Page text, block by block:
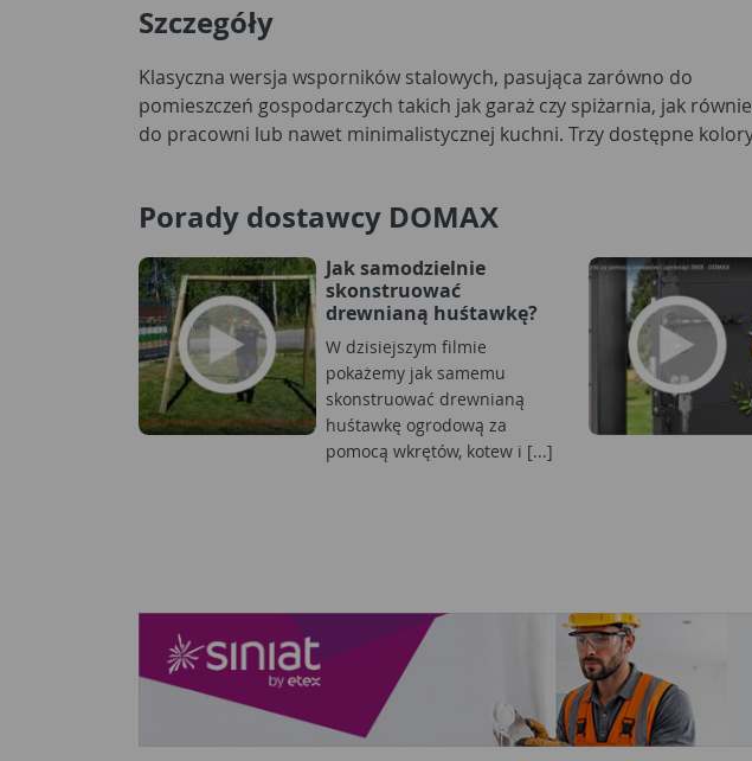
Szczegóły
Klasyczna wersja wsporników stalowych, pasująca zarówno do
pomieszczeń gospodarczych takich jak garaż czy spiżarnia, jak
do pracowni lub nawet minimalistycznej kuchni. Trzy dostępne
biały, brązowy, szary dają wiele możliwości dopasowania wspornika do
Porady dostawcy DOMAX
Jak samodzielnie
skonstruować
drewnianą huśtawkę?
W dzisiejszym filmie
pokażemy jak samemu
skonstruować drewnianą
huśtawkę ogrodową za
pomocą wkrętów, kotew i [...]